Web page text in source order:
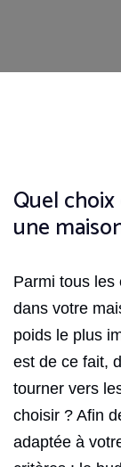
Quel
une
Parmi tous les
dans votre
poids le plus
est de ce fait,
tourner vers
choisir ? Afin
adaptée à